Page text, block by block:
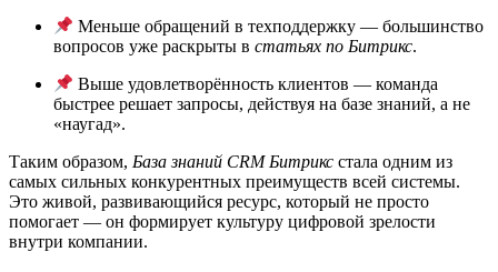
Меньше обращений в техподдержку — большинство
вопросов уже раскрыты в статьях по Битрикс.
Выше удовлетворённость клиентов — команда
быстрее решает запросы, действуя на базе знаний, а не
«наугад».
Таким образом, База знаний CRM Битрикс стала одним из
самых сильных конкурентных преимуществ всей системы.
Это живой, развивающийся ресурс, который не просто
помогает — он формирует культуру цифровой зрелости
внутри компании.